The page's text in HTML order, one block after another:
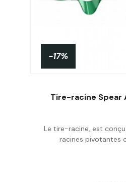
-17%
Tire-racine Spear
Le tire-racine, est
racines pivotantes